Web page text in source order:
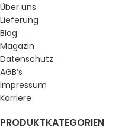
Über uns
Lieferung
Blog
Magazin
Datenschutz
AGB’s
Impressum
Karriere
PRODUKTKATEGORIEN